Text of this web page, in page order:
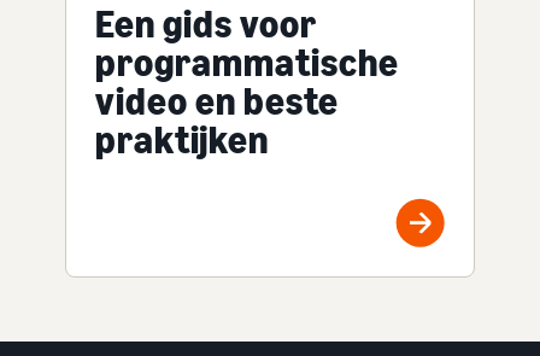
Een gids voor
programmatische
video en beste
praktijken